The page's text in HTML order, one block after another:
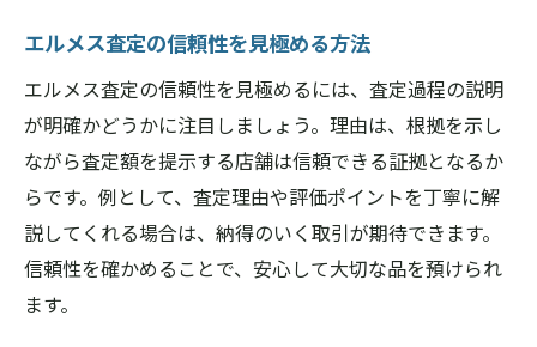
ブランド買取ランキングで安心感を得る方
法
エルメス買取査定の価格交渉術
エルメス査定で重視される付属品の重要性
高額査定を目指す奈良県橿原市のコツ
エルメス査定で高額を狙うコツと工夫
エルメス買取専門店を活用するメリット
エルメス査定の信頼性を見極める方法
エルメス査定の信頼性を見極めるには、査定過程の説明
が明確かどうかに注目しましょう。理由は、根拠を示し
ながら査定額を提示する店舗は信頼できる証拠となるか
らです。例として、査定理由や評価ポイントを丁寧に解
説してくれる場合は、納得のいく取引が期待できます。
信頼性を確かめることで、安心して大切な品を預けられ
ます。